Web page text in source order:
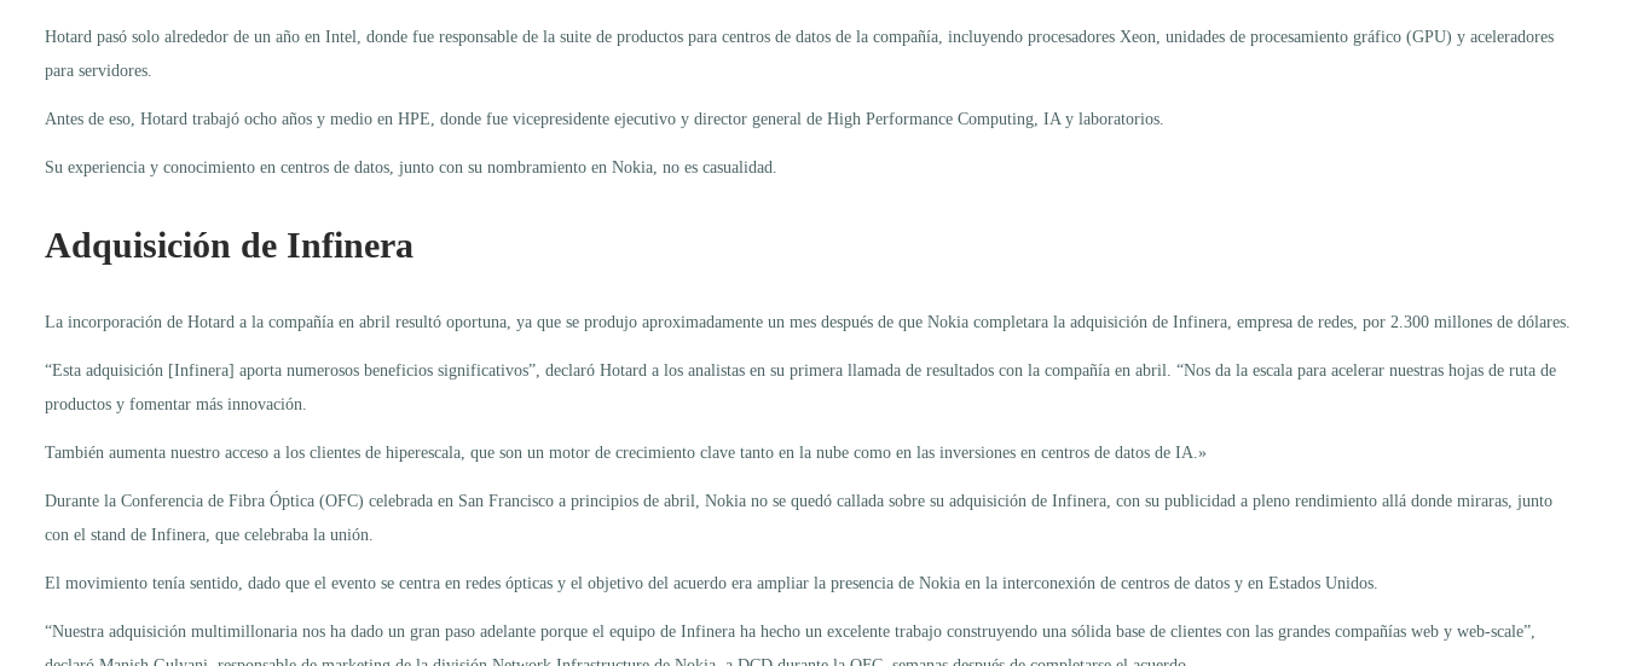
Hotard pasó solo alrededor de un año en Intel, donde fue responsable de la suite de productos para centros de datos de la compañía, incluyendo procesadores Xeon, unidades de procesamiento gráfico (GPU) y aceleradores
para servidores.
Antes de eso, Hotard trabajó ocho años y medio en HPE, donde fue vicepresidente ejecutivo y director general de High Performance Computing, IA y laboratorios.
Su experiencia y conocimiento en centros de datos, junto con su nombramiento en Nokia, no es casualidad.
Adquisición de Infinera
La incorporación de Hotard a la compañía en abril resultó oportuna, ya que se produjo aproximadamente un mes después de que Nokia completara la adquisición de Infinera, empresa de redes, por 2.300 millones de dólares.
“Esta adquisición [Infinera] aporta numerosos beneficios significativos”, declaró Hotard a los analistas en su primera llamada de resultados con la compañía en abril. “Nos da la escala para acelerar nuestras hojas de ruta de
productos y fomentar más innovación.
También aumenta nuestro acceso a los clientes de hiperescala, que son un motor de crecimiento clave tanto en la nube como en las inversiones en centros de datos de IA.»
Durante la Conferencia de Fibra Óptica (OFC) celebrada en San Francisco a principios de abril, Nokia no se quedó callada sobre su adquisición de Infinera, con su publicidad a pleno rendimiento allá donde miraras, junto
con el stand de Infinera, que celebraba la unión.
El movimiento tenía sentido, dado que el evento se centra en redes ópticas y el objetivo del acuerdo era ampliar la presencia de Nokia en la interconexión de centros de datos y en Estados Unidos.
“Nuestra adquisición multimillonaria nos ha dado un gran paso adelante porque el equipo de Infinera ha hecho un excelente trabajo construyendo una sólida base de clientes con las grandes compañías web y web-scale”,